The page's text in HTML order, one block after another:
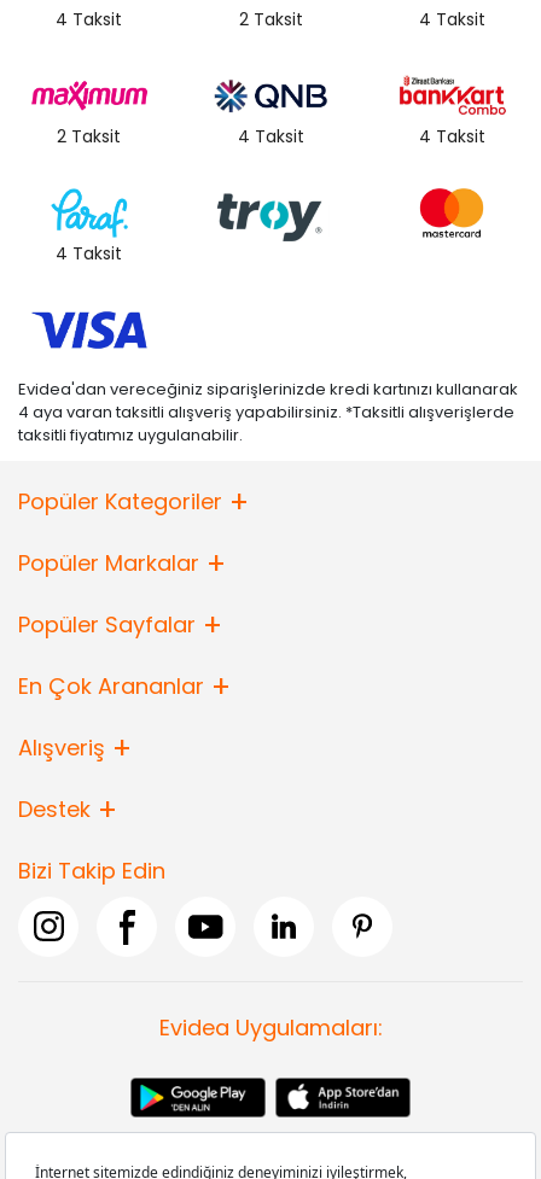
4 Taksit 2 Taksit 4 Taksit
2 Taksit 4 Taksit 4 Taksit
4 Taksit
Evidea'dan vereceğiniz siparişlerinizde kredi kartınızı kullanarak
4 aya varan taksitli alışveriş yapabilirsiniz. *Taksitli alışverişlerde
taksitli fiyatımız uygulanabilir.
Popüler Kategoriler
Popüler Markalar
Popüler Sayfalar
En Çok Arananlar
Alışveriş
Destek
Bizi Takip Edin
Evidea Uygulamaları: